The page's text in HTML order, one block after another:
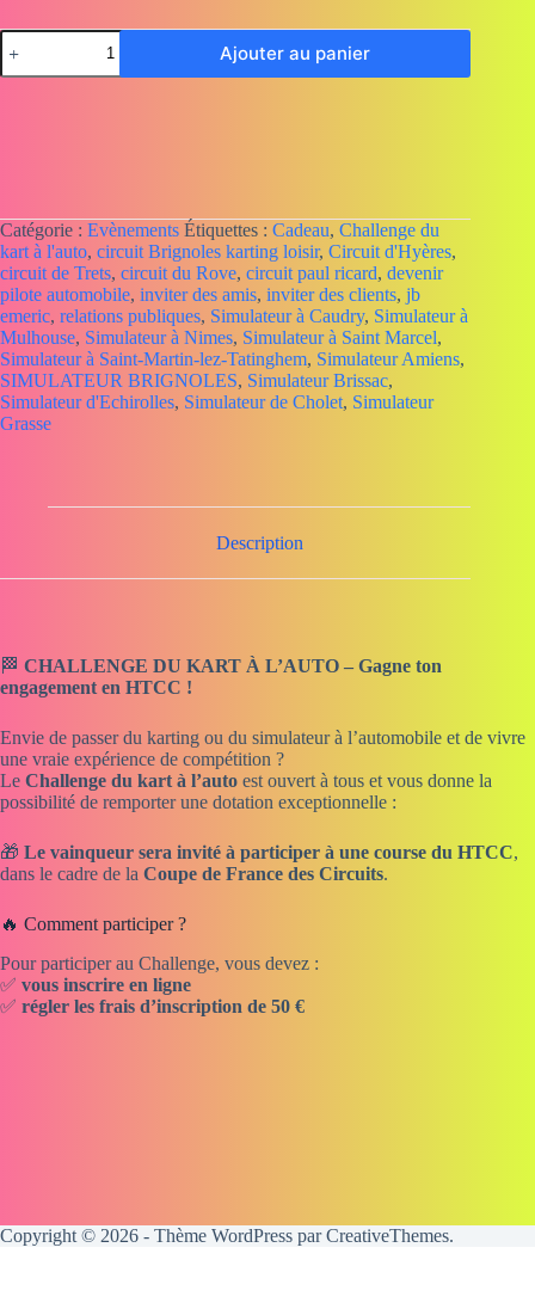
quantité
de
Inscription
Ajouter au panier
Catégorie : Evènements Étiquettes : Cadeau, Challenge du
kart à l'auto, circuit Brignoles karting loisir, Circuit d'Hyères,
circuit de Trets, circuit du Rove, circuit paul ricard, devenir
pilote automobile, inviter des amis, inviter des clients, jb
emeric, relations publiques, Simulateur à Caudry, Simulateur à
Mulhouse, Simulateur à Nimes, Simulateur à Saint Marcel,
Simulateur à Saint-Martin-lez-Tatinghem, Simulateur Amiens,
SIMULATEUR BRIGNOLES, Simulateur Brissac,
Simulateur d'Echirolles, Simulateur de Cholet, Simulateur
Grasse
Description
🏁 CHALLENGE DU KART À L’AUTO – Gagne ton
engagement en HTCC !
Envie de passer du karting ou du simulateur à l’automobile et de vivre
une vraie expérience de compétition ?
Le Challenge du kart à l’auto est ouvert à tous et vous donne la
possibilité de remporter une dotation exceptionnelle :
🎁 Le vainqueur sera invité à participer à une course du HTCC,
dans le cadre de la Coupe de France des Circuits.
🔥 Comment participer ?
Pour participer au Challenge, vous devez :
✅ vous inscrire en ligne
✅ régler les frais d’inscription de 50 €
Copyright © 2026 - Thème WordPress parCreativeThemes.